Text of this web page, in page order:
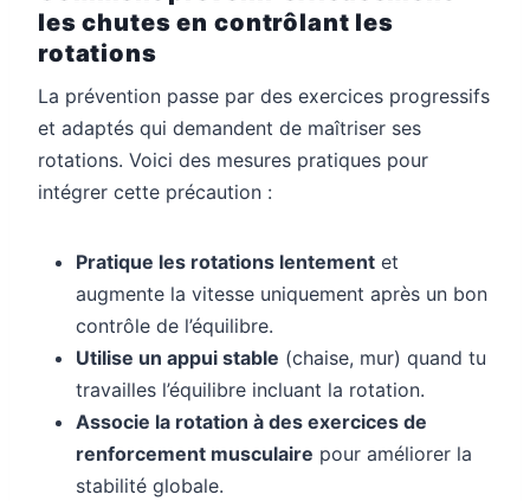
les chutes en contrôlant les
rotations
La prévention passe par des exercices progressifs
et adaptés qui demandent de maîtriser ses
rotations. Voici des mesures pratiques pour
intégrer cette précaution :
Pratique les rotations lentement et
augmente la vitesse uniquement après un bon
contrôle de l’équilibre.
Utilise un appui stable (chaise, mur) quand tu
travailles l’équilibre incluant la rotation.
Associe la rotation à des exercices de
renforcement musculaire pour améliorer la
stabilité globale.